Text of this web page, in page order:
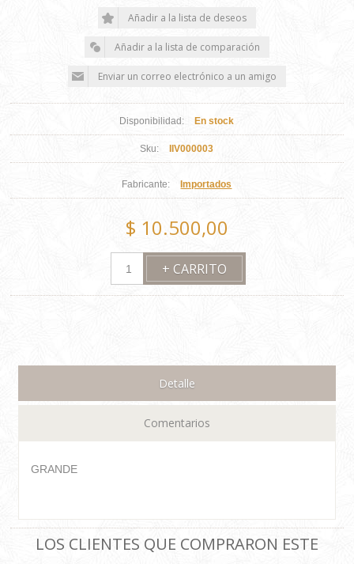
Disponibilidad: En stock
Sku: IIV000003
Fabricante: Importados
$ 10.500,00
Detalle
Comentarios
GRANDE
LOS CLIENTES QUE COMPRARON ESTE